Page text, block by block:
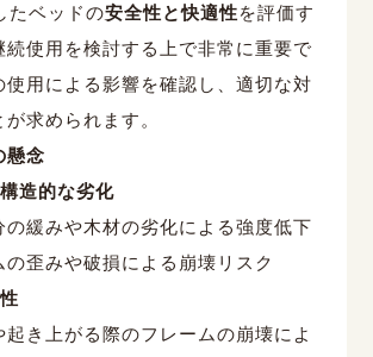
たベッドの安全性と快適性を評価す
続使用を検討する上で非常に重要で
使用による影響を確認し、適切な対
求められます。
懸念
造的な劣化
緩みや木材の劣化による強度低下
歪みや破損による崩壊リスク
き上がる際のフレームの崩壊によ